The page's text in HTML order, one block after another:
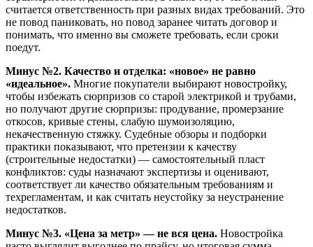
считается ответственность при разных видах требований. Это
не повод паниковать, но повод заранее читать договор и
понимать, что именно вы сможете требовать, если сроки
поедут.
Минус №2. Качество и отделка: «новое» не равно
«идеальное». Многие покупатели выбирают новостройку,
чтобы избежать сюрпризов со старой электрикой и трубами,
но получают другие сюрпризы: продувание, промерзание
откосов, кривые стены, слабую шумоизоляцию,
некачественную стяжку. Судебные обзоры и подборки
практики показывают, что претензии к качеству
(строительные недостатки) — самостоятельный пласт
конфликтов: суды назначают экспертизы и оценивают,
соответствует ли качество обязательным требованиям и
техрегламентам, и как считать неустойку за неустранение
недостатков.
Минус №3. «Цена за метр» — не вся цена. Новостройка